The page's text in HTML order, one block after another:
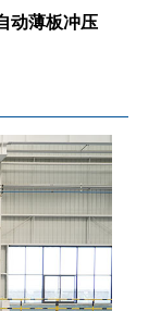
动薄板冲压